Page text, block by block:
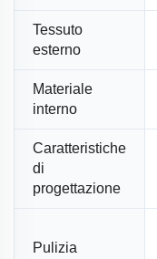
Tessuto
esterno
Materiale
interno
Caratteristiche
di
progettazione
Pulizia